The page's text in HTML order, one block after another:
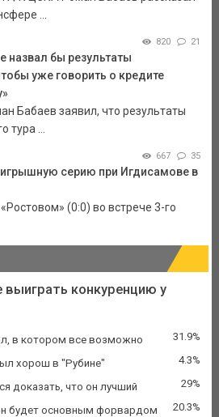
...
820 21
назвал бы результаты
уже говорить о кредите
Бабаев заявил, что результаты
тура ...
667 35
серию при Игдисамове в
(0:0) во встрече 3-го
конкуренцию у
в котором все возможно 31.9%
хорош в "Рубине" 4.3%
доказать, что он лучший 29%
будет основным форвардом 20.3%